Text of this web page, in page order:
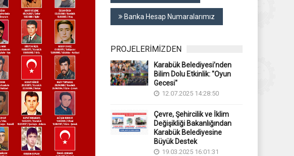
Banka Hesap Numaralarımız
PROJELERİMİZDEN
Karabük Belediyesi’nden
Bilim Dolu Etkinlik: "Oyun
Gecesi"
12.07.2025 14:28:50
Çevre, Şehircilik ve İklim
Değişikliği Bakanlığından
Karabük Belediyesine
Büyük Destek
19.03.2025 16:01:31